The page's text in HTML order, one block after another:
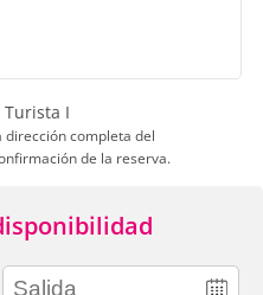
Turista I
dirección completa del
de la reserva.